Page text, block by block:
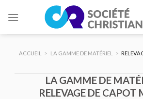
ACCUEIL > LA GAMME DE MATÉRIEL >
LA GAMME DE
RELEVAGE DE CAPOT